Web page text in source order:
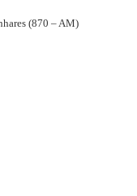
(870 – AM)